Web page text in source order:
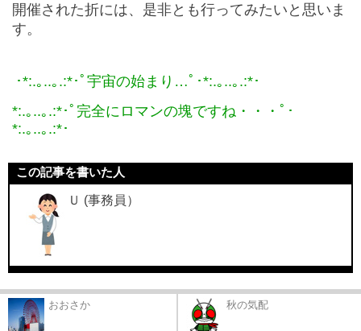
開催された折には、是非とも行ってみたいと思いま
す。
･*:.｡..｡.:*･ﾟ宇宙の始まり…ﾟ･*:.｡..｡.:*･
*:.｡..｡.:*･ﾟ完全にロマンの塊ですね・・・ﾟ･
*:.｡..｡.:*･
この記事を書いた人
Ｕ (事務員）
おおさか 秋の気配